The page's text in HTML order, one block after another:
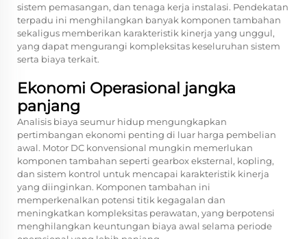
sistem pemasangan, dan tenaga kerja instalasi. Pendekatan
terpadu ini menghilangkan banyak komponen tambahan
sekaligus memberikan karakteristik kinerja yang unggul,
yang dapat mengurangi kompleksitas keseluruhan sistem
serta biaya terkait.
Ekonomi Operasional jangka
panjang
Analisis biaya seumur hidup mengungkapkan
pertimbangan ekonomi penting di luar harga pembelian
awal. Motor DC konvensional mungkin memerlukan
komponen tambahan seperti gearbox eksternal, kopling,
dan sistem kontrol untuk mencapai karakteristik kinerja
yang diinginkan. Komponen tambahan ini
memperkenalkan potensi titik kegagalan dan
meningkatkan kompleksitas perawatan, yang berpotensi
menghilangkan keuntungan biaya awal selama periode